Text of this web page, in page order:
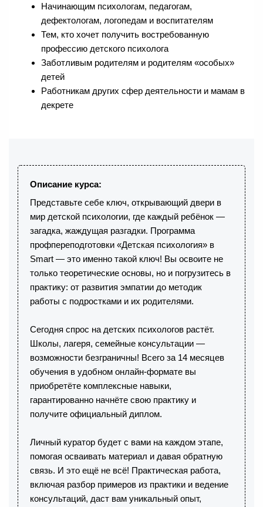
Начинающим психологам, педагогам,
дефектологам, логопедам и воспитателям
Тем, кто хочет получить востребованную
профессию детского психолога
Заботливым родителям и родителям «особых»
детей
Работникам других сфер деятельности и мамам в
декрете
Описание курса:
Представьте себе ключ, открывающий двери в
мир детской психологии, где каждый ребёнок —
загадка, жаждущая разгадки. Программа
профпереподготовки «Детская психология» в
Smart — это именно такой ключ! Вы освоите не
только теоретические основы, но и погрузитесь в
практику: от развития эмпатии до методик
работы с подростками и их родителями.
Сегодня спрос на детских психологов растёт.
Школы, лагеря, семейные консультации —
возможности безграничны! Всего за 14 месяцев
обучения в удобном онлайн-формате вы
приобретёте комплексные навыки,
гарантированно начнёте свою практику и
получите официальный диплом.
Личный куратор будет с вами на каждом этапе,
помогая осваивать материал и давая обратную
связь. И это ещё не всё! Практическая работа,
включая разбор примеров из практики и ведение
консультаций, даст вам уникальный опыт,